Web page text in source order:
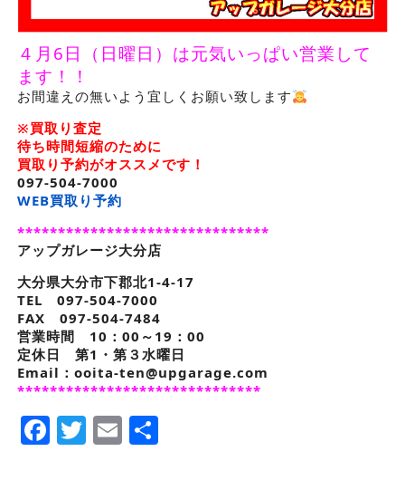
４月6日（日曜日）は元気いっぱい営業して
ます！！
お間違えの無いよう宜しくお願い致します
※買取り査定
待ち時間短縮のために
買取り予約がオススメです！
097-504-7000
WEB買取り予約
*******************************
アップガレージ大分店
大分県大分市下郡北1-4-17
TEL 097-504-7000
FAX 097-504-7484
営業時間 10：00～19：00
定休日 第1・第３水曜日
Email：ooita-ten@upgarage.com
******************************
Facebook
Twitter
EmailShare